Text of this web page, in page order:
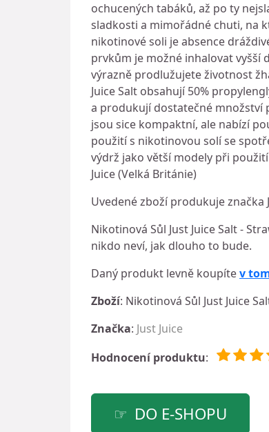
ochucených tabáků, až po ty
sladkosti a mimořádné chuti, na
nikotinové soli je absence
prvkům je možné inhalovat vyšší
výrazně prodlužujete životnost
Juice Salt obsahují 50%
a produkují dostatečné množství
jsou sice kompaktní, ale nabízí
použití s nikotinovou solí se
výdrž jako větší modely při
Juice (Velká Británie)
Uvedené zboží produkuje
Nikotinová Sůl Just Juice Salt -
nikdo neví, jak dlouho to bude.
Daný produkt levně koupítev
Zboží: Nikotinová Sůl Just Juice
Značka: Just Juice
Hodnocení produktu:
DO E-SHOPU